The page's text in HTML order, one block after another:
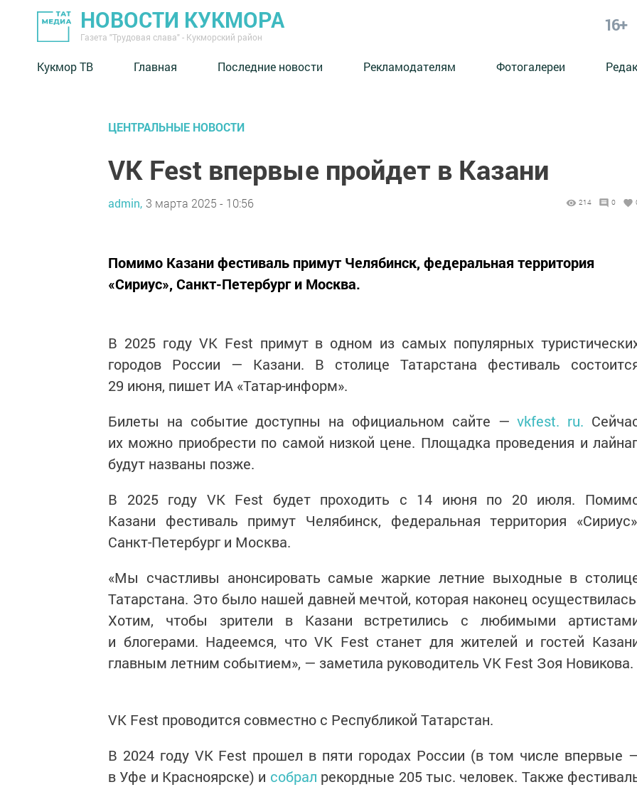
НОВОСТИ КУКМОРА
Газета "Трудовая слава" - Кукморский район
16+
Кукмор ТВ Главная Последние новости Рекламодателям Фотогалереи
ЦЕНТРАЛЬНЫЕ НОВОСТИ
VK Fest впервые пройдет в Казани
admin, 3 марта 2025 - 10:56 214 0
Помимо Казани фестиваль примут Челябинск, федеральная территория
«Сириус», Санкт-Петербург и Москва.
В 2025 году VK Fest примут в одном из самых популярных
городов России — Казани. В столице Татарстана фестиваль
29 июня, пишет ИА «Татар-информ».
Билеты на событие доступны на официальном сайте —vkfest. ru.
их можно приобрести по самой низкой цене. Площадка проведения и
будут названы позже.
В 2025 году VK Fest будет проходить с 14 июня по 20 июля.
Казани фестиваль примут Челябинск, федеральная территория
Санкт-Петербург и Москва.
«Мы счастливы анонсировать самые жаркие летние выходные в
Татарстана. Это было нашей давней мечтой, которая наконец
Хотим, чтобы зрители в Казани встретились с любимыми
и блогерами. Надеемся, что VK Fest станет для жителей и гостей
главным летним событием», — заметила руководитель VK Fest Зоя Новикова.
VK Fest проводится совместно с Республикой Татарстан.
В 2024 году VK Fest прошел в пяти городах России (в том числе впервые
в Уфе и Красноярске) и собрал рекордные 205 тыс. человек. Также